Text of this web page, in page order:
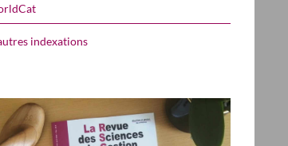
indexations